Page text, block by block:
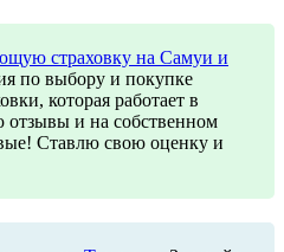
страховку на Самуи и
по выбору и покупке
которая работает в
и на собственном
Ставлю свою оценку и